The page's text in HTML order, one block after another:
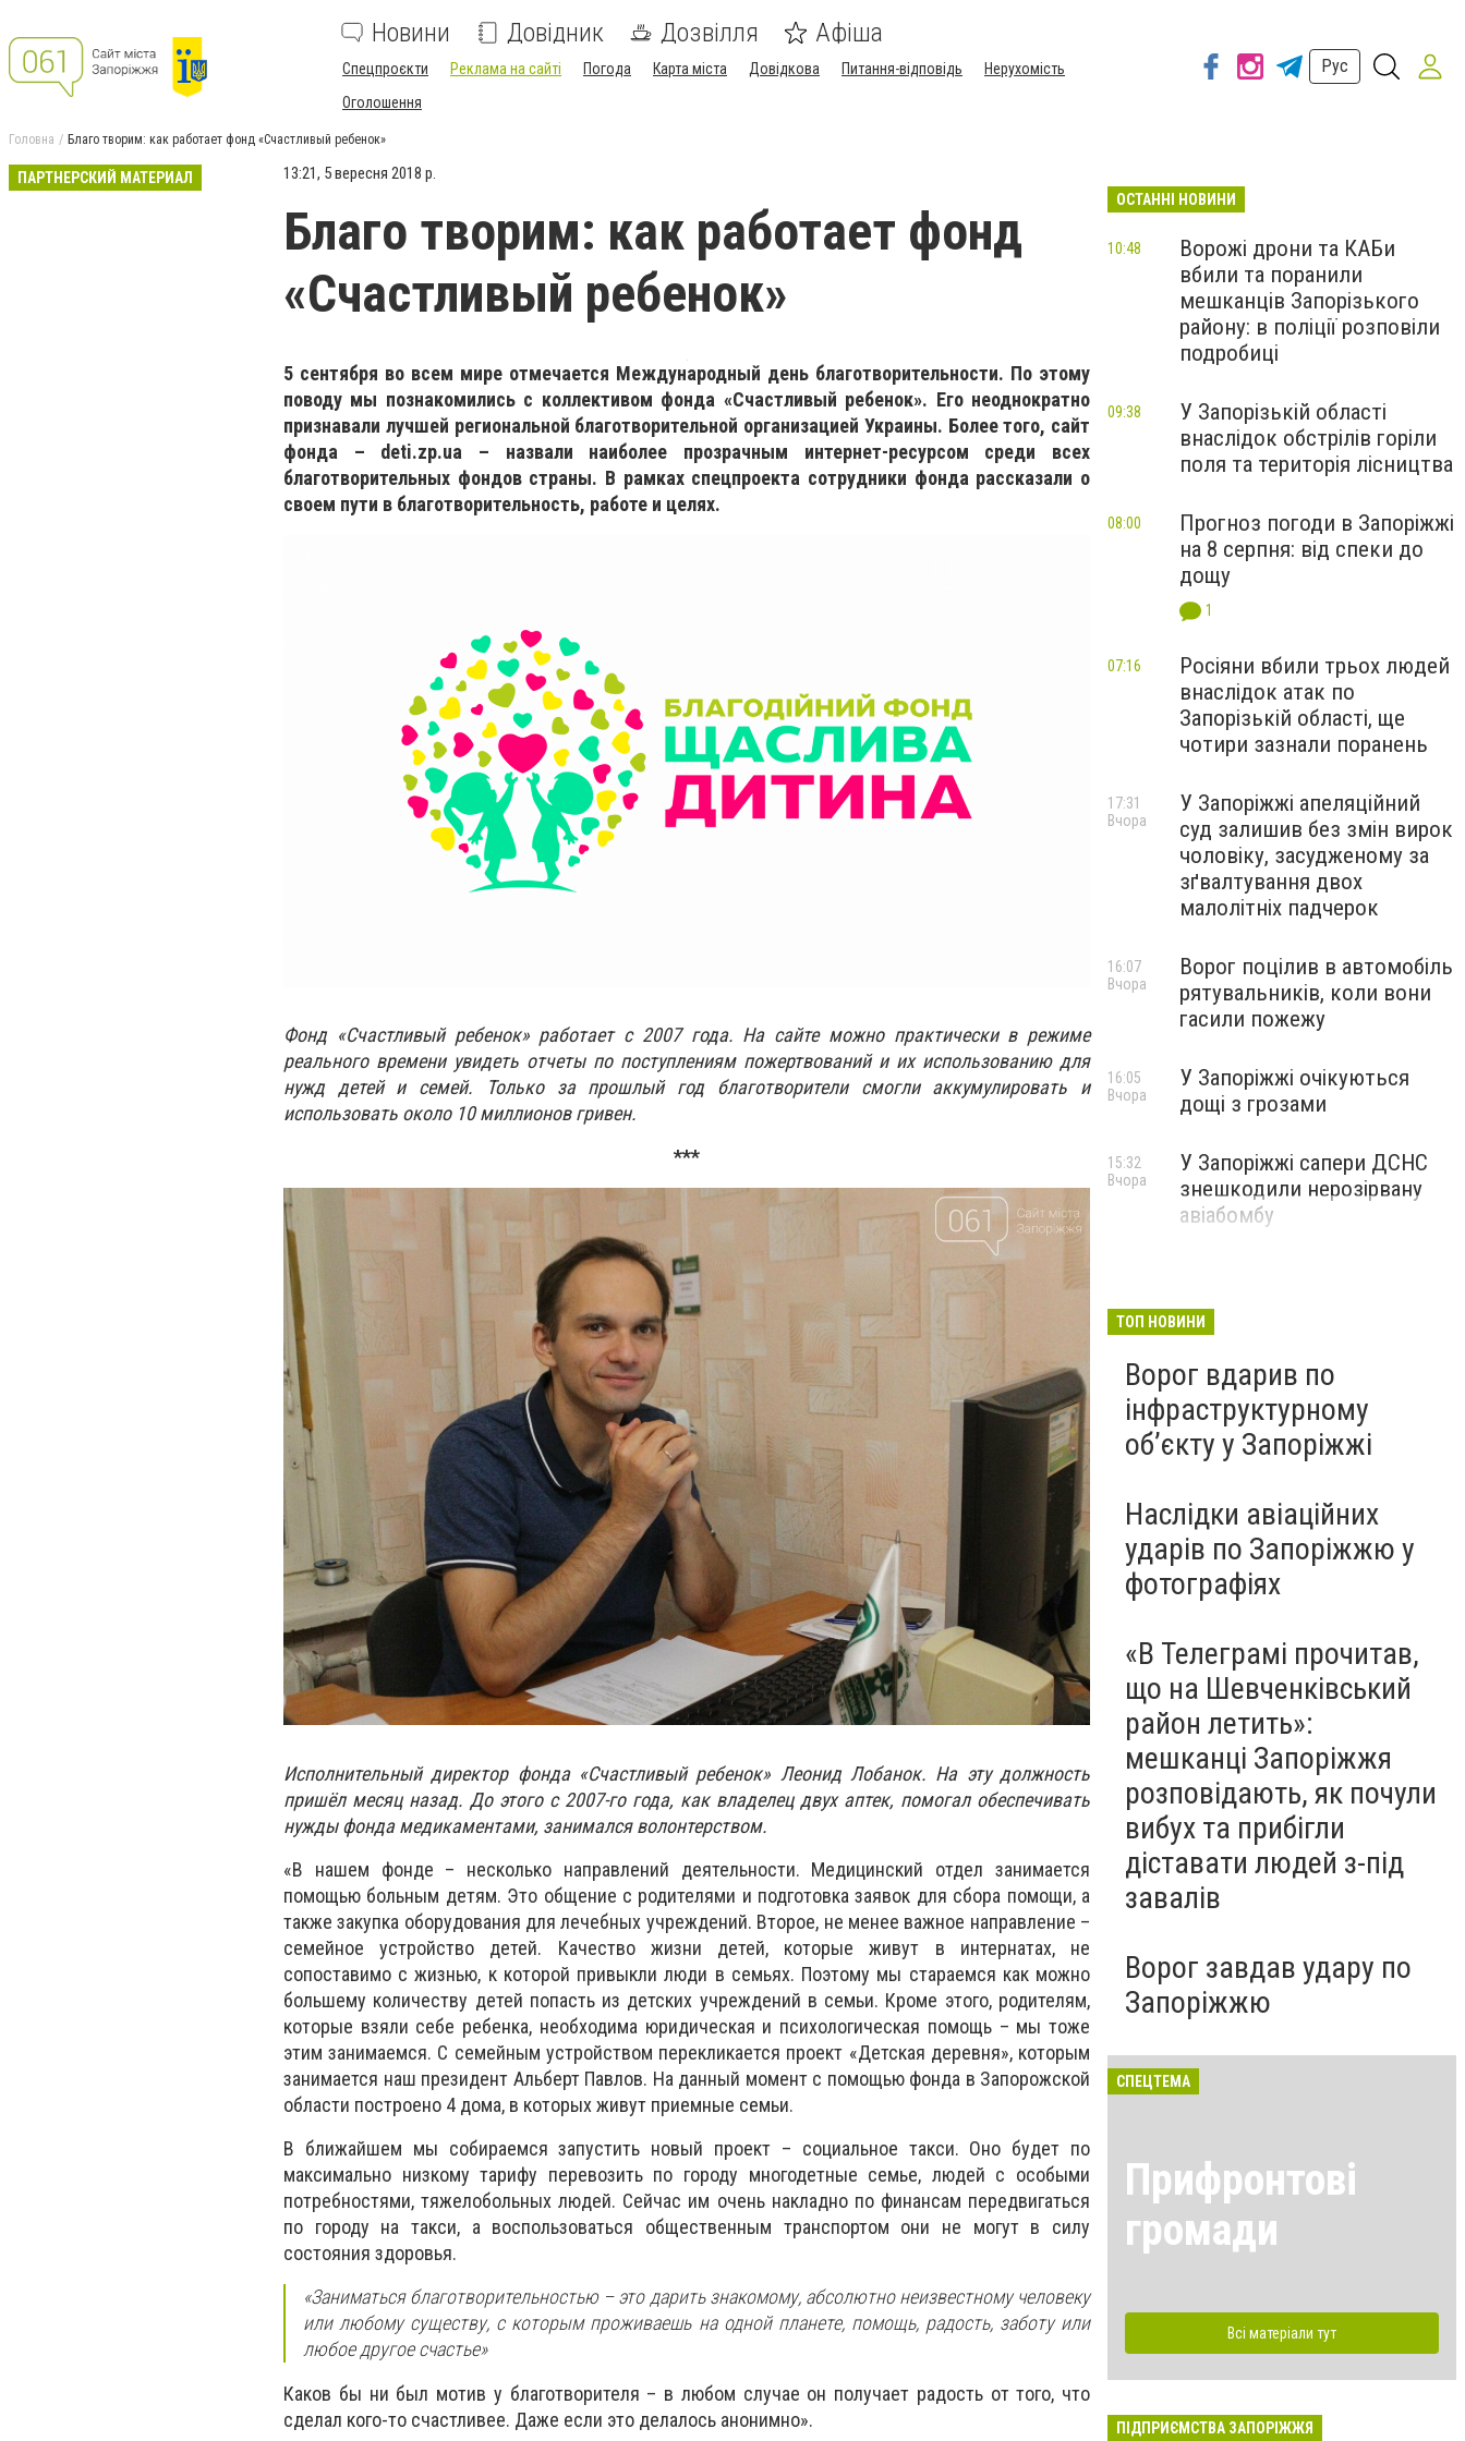
Новини Довідник Дозвілля Афіша
Спецпроєкти Реклама на сайті Погода Карта міста Довідкова Питання-відповідь
Нерухомість
Оголошення
Рус
Головна Благо творим: как работает фонд «Счастливый ребенок»
ПАРТНЕРСКИЙ МАТЕРИАЛ 13:21, 5 вересня 2018 р.
Благо творим: как работает фонд
«Счастливый ребенок»
5 сентября во всем мире отмечается Международный день благотворительности. По этому
поводу мы познакомились с коллективом фонда «Счастливый ребенок». Его неоднократно
признавали лучшей региональной благотворительной организацией Украины. Более того, сайт
фонда – deti.zp.ua – назвали наиболее прозрачным интернет-ресурсом среди всех
благотворительных фондов страны. В рамках спецпроекта сотрудники фонда рассказали о
своем пути в благотворительность, работе и целях.
Фонд «Счастливый ребенок» работает с 2007 года. На сайте можно практически в режиме
реального времени увидеть отчеты по поступлениям пожертвований и их использованию для
нужд детей и семей. Только за прошлый год благотворители смогли аккумулировать и
использовать около 10 миллионов гривен.
***
Исполнительный директор фонда «Счастливый ребенок» Леонид Лобанок. На эту должность
пришёл месяц назад. До этого с 2007-го года, как владелец двух аптек, помогал обеспечивать
нужды фонда медикаментами, занимался волонтерством.
«В нашем фонде – несколько направлений деятельности. Медицинский отдел занимается
помощью больным детям. Это общение с родителями и подготовка заявок для сбора помощи, а
также закупка оборудования для лечебных учреждений. Второе, не менее важное направление –
семейное устройство детей. Качество жизни детей, которые живут в интернатах, не
сопоставимо с жизнью, к которой привыкли люди в семьях. Поэтому мы стараемся как можно
большему количеству детей попасть из детских учреждений в семьи. Кроме этого, родителям,
которые взяли себе ребенка, необходима юридическая и психологическая помощь – мы тоже
этим занимаемся. С семейным устройством перекликается проект «Детская деревня», которым
занимается наш президент Альберт Павлов. На данный момент с помощью фонда в Запорожской
области построено 4 дома, в которых живут приемные семьи.
В ближайшем мы собираемся запустить новый проект – социальное такси. Оно будет по
максимально низкому тарифу перевозить по городу многодетные семье, людей с особыми
потребностями, тяжелобольных людей. Сейчас им очень накладно по финансам передвигаться
по городу на такси, а воспользоваться общественным транспортом они не могут в силу
состояния здоровья.
«Заниматься благотворительностью – это дарить знакомому, абсолютно неизвестному человеку
или любому существу, с которым проживаешь на одной планете, помощь, радость, заботу или
любое другое счастье»
Каков бы ни был мотив у благотворителя – в любом случае он получает радость от того, что
сделал кого-то счастливее. Даже если это делалось анонимно».
ОСТАННІ НОВИНИ
Ворожі дрони та КАБи
вбили та поранили
мешканців Запорізького
району: в поліції розповіли
подробиці
10:48
У Запорізькій області
внаслідок обстрілів горіли
поля та територія лісництва
09:38
Прогноз погоди в Запоріжжі
на 8 серпня: від спеки до
дощу
1
08:00
Росіяни вбили трьох людей
внаслідок атак по
Запорізькій області, ще
чотири зазнали поранень
07:16
У Запоріжжі апеляційний
суд залишив без змін вирок
чоловіку, засудженому за
зґвалтування двох
малолітніх падчерок
17:31
Вчора
Ворог поцілив в автомобіль
рятувальників, коли вони
гасили пожежу
16:07
Вчора
У Запоріжжі очікуються
дощі з грозами
16:05
Вчора
У Запоріжжі сапери ДСНС
знешкодили нерозірвану
авіабомбу
15:32
Вчора
ТОП НОВИНИ
Ворог вдарив по
інфраструктурному
обʼєкту у Запоріжжі
Наслідки авіаційних
ударів по Запоріжжю у
фотографіях
«В Телеграмі прочитав,
що на Шевченківський
район летить»:
мешканці Запоріжжя
розповідають, як почули
вибух та прибігли
діставати людей з-під
завалів
Ворог завдав удару по
Запоріжжю
СПЕЦТЕМА
Прифронтові
громади
Всі матеріали тут
ПІДПРИЄМСТВА ЗАПОРІЖЖЯ